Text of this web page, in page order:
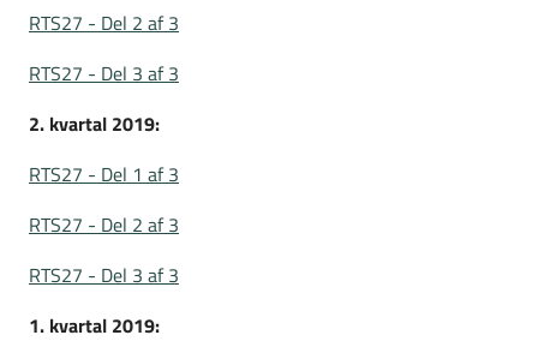
RTS27 - Del 2 af 3
RTS27 - Del 3 af 3
2. kvartal 2019:
RTS27 - Del 1 af 3
RTS27 - Del 2 af 3
RTS27 - Del 3 af 3
1. kvartal 2019: